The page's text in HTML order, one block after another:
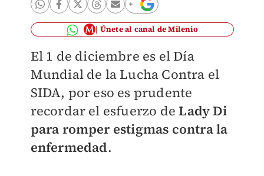
Únete al canal de Milenio
El 1 de diciembre es el Día
Mundial de la Lucha Contra el
SIDA, por eso es prudente
recordar el esfuerzo deLady Di
para romper estigmas contra la
enfermedad.